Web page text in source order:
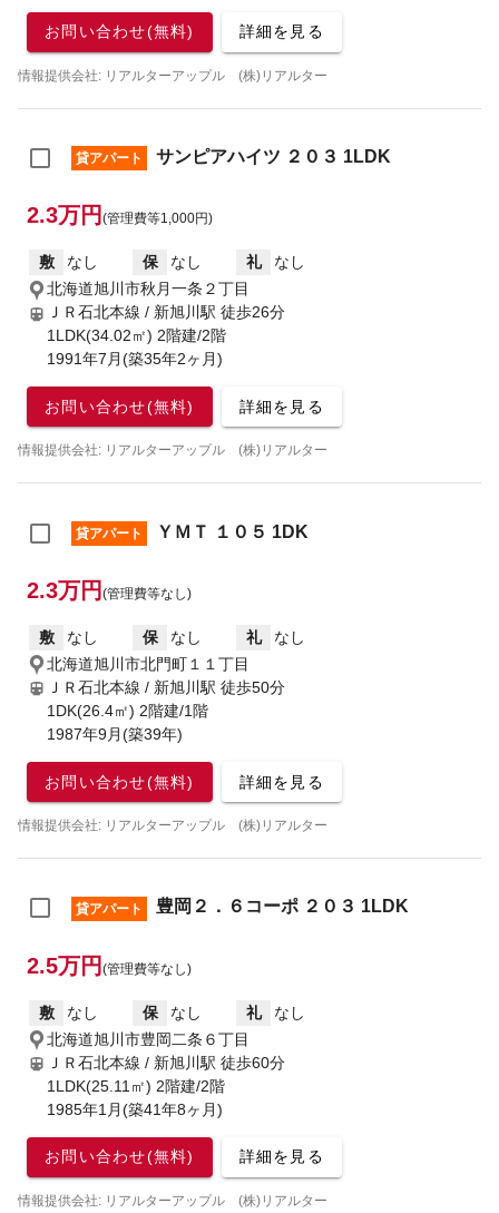
お問い合わせ(無料) 詳細を見る
情報提供会社: リアルターアップル (株)リアルター
貸アパート サンピアハイツ ２０３ 1LDK
2.3万円 (管理費等1,000円)
敷 なし 保 なし 礼
なし
北海道旭川市秋月一条２丁目
ＪＲ石北本線 / 新旭川駅 徒歩26分
1LDK(34.02㎡) 2階建/2階
1991年7月(築35年2ヶ月)
お問い合わせ(無料) 詳細を見る
情報提供会社: リアルターアップル (株)リアルター
貸アパート ＹＭＴ １０５ 1DK
2.3万円 (管理費等なし)
敷 なし 保 なし 礼
なし
北海道旭川市北門町１１丁目
ＪＲ石北本線 / 新旭川駅 徒歩50分
1DK(26.4㎡) 2階建/1階
1987年9月(築39年)
お問い合わせ(無料) 詳細を見る
情報提供会社: リアルターアップル (株)リアルター
貸アパート 豊岡２．６コーポ ２０３ 1LDK
2.5万円 (管理費等なし)
敷 なし 保 なし 礼
なし
北海道旭川市豊岡二条６丁目
ＪＲ石北本線 / 新旭川駅 徒歩60分
1LDK(25.11㎡) 2階建/2階
1985年1月(築41年8ヶ月)
お問い合わせ(無料) 詳細を見る
情報提供会社: リアルターアップル (株)リアルター